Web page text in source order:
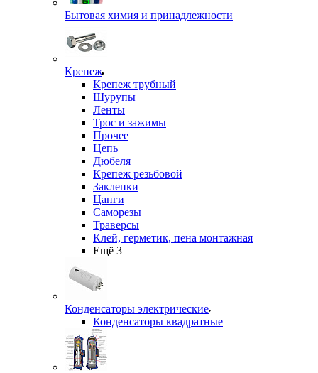
Бытовая химия и принадлежности
Крепеж
Крепеж трубный
Шурупы
Ленты
Трос и зажимы
Прочее
Цепь
Дюбеля
Крепеж резьбовой
Заклепки
Цанги
Саморезы
Траверсы
Клей, герметик, пена монтажная
Ещё 3
Конденсаторы электрические
Конденсаторы квадратные